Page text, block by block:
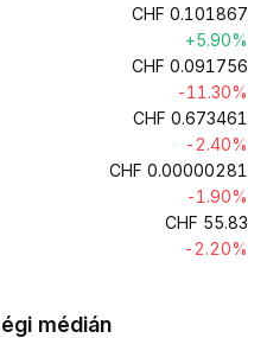
CHF 0.101867
+5.90%
CHF 0.091756
-11.30%
CHF 0.673461
-2.40%
CHF 0.00000281
-1.90%
CHF 55.83
-2.20%
médián